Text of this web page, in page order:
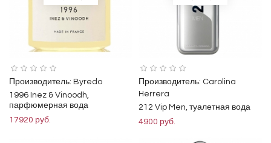
Производитель: Byredo
1996 Inez & Vinoodh,
парфюмерная вода
17920 руб.
Производитель: Carolina
Herrera
212 Vip Men, туалетная вода
4900 руб.